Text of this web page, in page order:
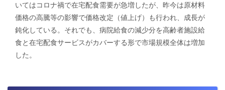
いてはコロナ禍で在宅配食需要が急増したが、昨今は原材料
価格の高騰等の影響で価格改定（値上げ）も行われ、成長が
鈍化している。それでも、病院給食の減少分を高齢者施設給
食と在宅配食サービスがカバーする形で市場規模全体は増加
した。